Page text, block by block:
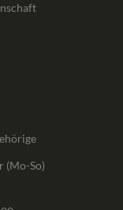
(Mo-So)